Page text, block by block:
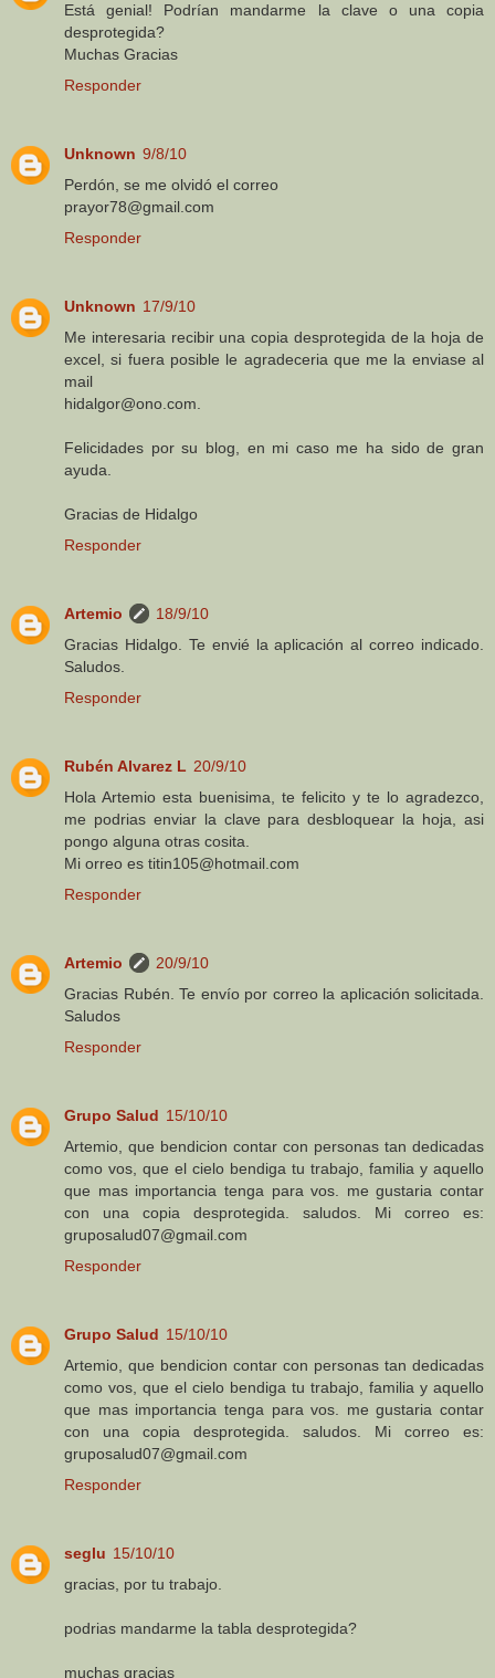
Está genial! Podrían mandarme la clave o una copia
desprotegida?
Muchas Gracias
Responder
Unknown 9/8/10
Perdón, se me olvidó el correo
prayor78@gmail.com
Responder
Unknown 17/9/10
Me interesaria recibir una copia desprotegida de la hoja de
excel, si fuera posible le agradeceria que me la enviase al
mail
hidalgor@ono.com.
Felicidades por su blog, en mi caso me ha sido de gran
ayuda.
Gracias de Hidalgo
Responder
Artemio
18/9/10
Gracias Hidalgo. Te envié la aplicación al correo indicado.
Saludos.
Responder
Rubén Alvarez L 20/9/10
Hola Artemio esta buenisima, te felicito y te lo agradezco,
me podrias enviar la clave para desbloquear la hoja, asi
pongo alguna otras cosita.
Mi orreo es titin105@hotmail.com
Responder
Artemio
20/9/10
Gracias Rubén. Te envío por correo la aplicación solicitada.
Saludos
Responder
Grupo Salud 15/10/10
Artemio, que bendicion contar con personas tan dedicadas
como vos, que el cielo bendiga tu trabajo, familia y aquello
que mas importancia tenga para vos. me gustaria contar
con una copia desprotegida. saludos. Mi correo es:
gruposalud07@gmail.com
Responder
Grupo Salud 15/10/10
Artemio, que bendicion contar con personas tan dedicadas
como vos, que el cielo bendiga tu trabajo, familia y aquello
que mas importancia tenga para vos. me gustaria contar
con una copia desprotegida. saludos. Mi correo es:
gruposalud07@gmail.com
Responder
seglu 15/10/10
gracias, por tu trabajo.
podrias mandarme la tabla desprotegida?
muchas gracias